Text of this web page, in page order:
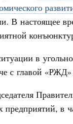
В настоящее
в
с главой
предприятий, в
праздник
Вчера
в сфере
НДФЛ